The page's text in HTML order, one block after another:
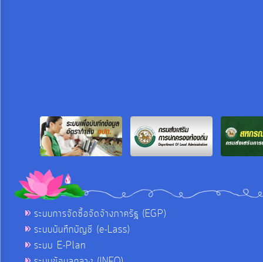
ระบบการจัดซื้อจัดจ้างภาครัฐ (EGP)
ระบบบันทึกบัญชี (e-Lass)
ระบบ E-Plan